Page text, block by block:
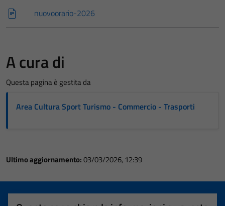
nuovoorario-2026
A cura di
Questa pagina è gestita da
Area Cultura Sport Turismo - Commercio - Trasporti
Ultimo aggiornamento:03/03/2026, 12:39